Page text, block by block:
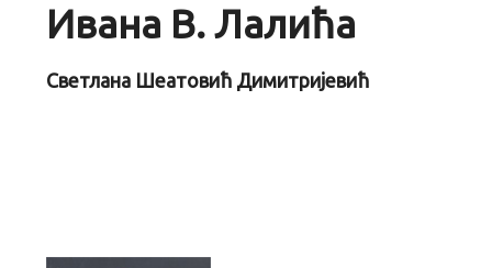
Ивана В. Лалића
Светлана Шеатовић Димитријевић